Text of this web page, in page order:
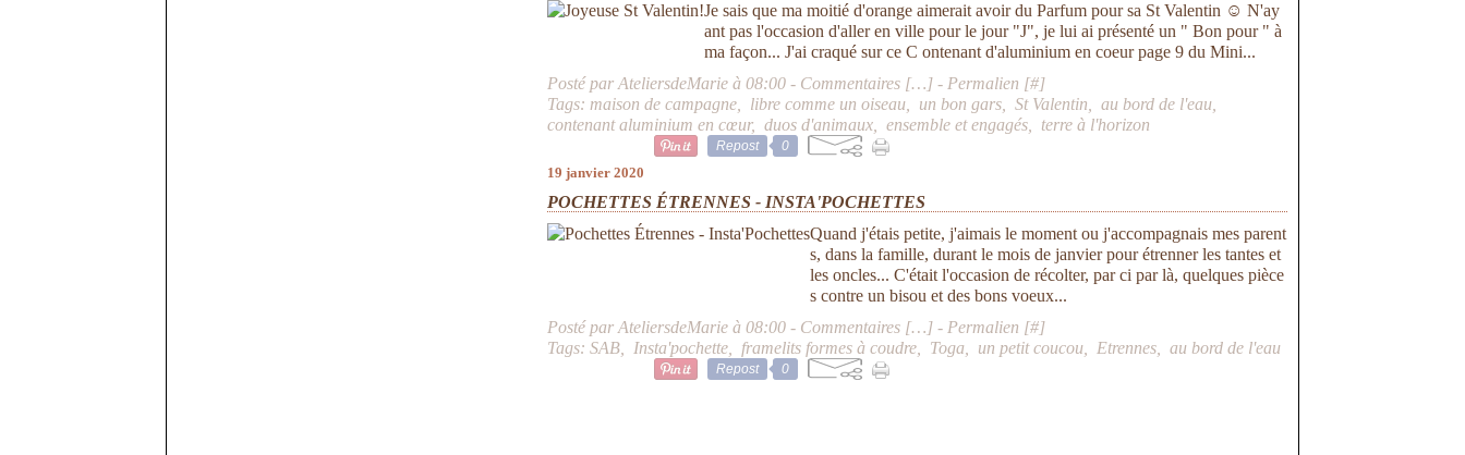
Je sais que ma moitié d'orange aimerait avoir du Parfum pour sa St Valentin ☺ N'ay
ant pas l'occasion d'aller en ville pour le jour "J", je lui ai présenté un " Bon pour " à
ma façon... J'ai craqué sur ce C ontenant d'aluminium en coeur page 9 du Mini...
Posté par AteliersdeMarie à 08:00 - Commentaires […] - Permalien [#]
Tags: maison de campagne libre comme un oiseau un bon gars ,St Valentin ,au bord de l'eau
contenant aluminium en cœur,duos d'animaux ,ensemble et engagés terre à l'horizon
Repost 0
19 janvier 2020
POCHETTES ÉTRENNES - INSTA'POCHETTES
Quand j'étais petite, j'aimais le moment ou j'accompagnais mes parent
s, dans la famille, durant le mois de janvier pour étrenner les tantes et
les oncles... C'était l'occasion de récolter, par ci par là, quelques pièce
s contre un bisou et des bons voeux...
Posté par AteliersdeMarie à 08:00 - Commentaires […] - Permalien [#]
Tags:SAB Insta'pochette framelits formes à coudre Toga un petit coucou Etrennes ,au bord de l'eau
Repost 0